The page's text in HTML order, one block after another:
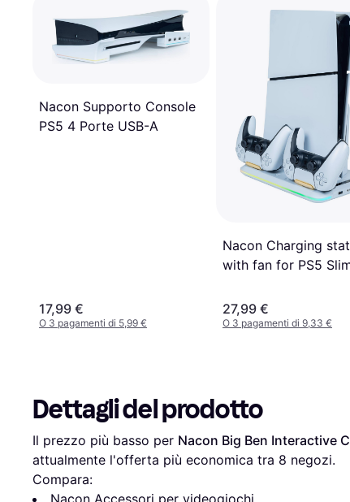
Nacon Supporto Console
PS5 4 Porte USB-A
17,99 €
O 3 pagamenti di 5,99 €
Nacon Charging
with fan for PS5
27,99 €
O 3 pagamenti di 9,33 €
Dettagli del prodotto
Il prezzo più basso per Nacon Big Ben Interactive
attualmente l'offerta più economica tra 8 negozi.
Compara:
Nacon Accessori per videogiochi